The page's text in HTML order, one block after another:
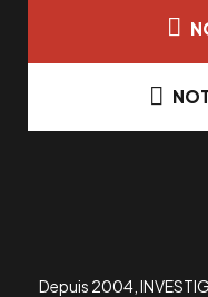
Depuis 2004,